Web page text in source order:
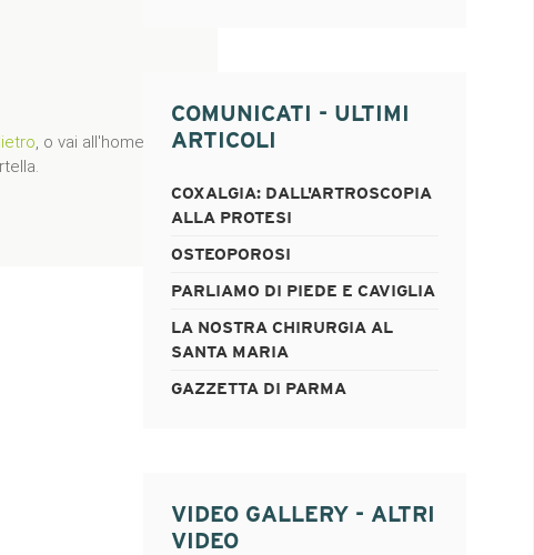
COMUNICATI - ULTIMI
ARTICOLI
COXALGIA: DALL'ARTROSCOPIA
ALLA PROTESI
OSTEOPOROSI
PARLIAMO DI PIEDE E CAVIGLIA
LA NOSTRA CHIRURGIA AL
SANTA MARIA
GAZZETTA DI PARMA
VIDEO GALLERY - ALTRI
VIDEO